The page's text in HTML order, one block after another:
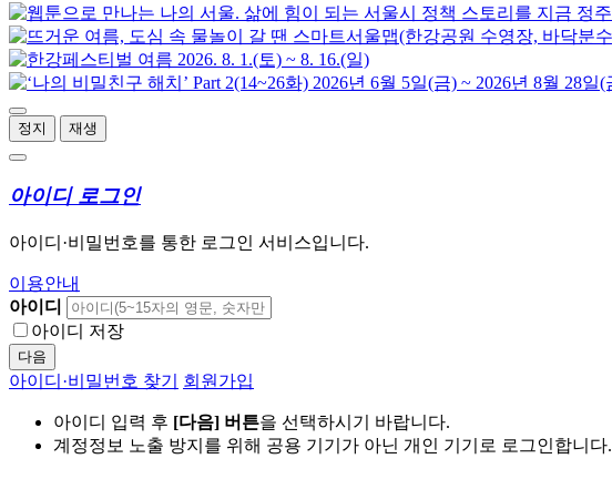
정지 재생
아이디 로그인
아이디·비밀번호를 통한 로그인 서비스입니다.
이용안내
아이디
아이디 저장
다음
아이디·비밀번호 찾기 회원가입
아이디 입력 후 [다음] 버튼을 선택하시기 바랍니다.
계정정보 노출 방지를 위해 공용 기기가 아닌 개인 기기로 로그인합니다.